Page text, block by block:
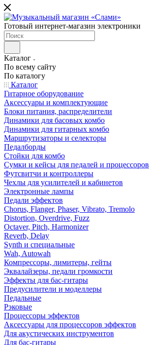
Готовый интернет-магазин электроники
Каталог
По всему сайту
По каталогу
Каталог
Гитарное оборудование
Аксессуары и комплектующие
Блоки питания, распределители
Динамики для басовых комбо
Динамики для гитарных комбо
Маршрутизаторы и селекторы
Педалборды
Стойки для комбо
Сумки и кейсы для педалей и процессоров
Футсвитчи и контроллеры
Чехлы для усилителей и кабинетов
Электронные лампы
Педали эффектов
Chorus, Flanger, Phaser, Vibrato, Tremolo
Distortion, Overdrive, Fuzz
Octaver, Pitch, Harmonizer
Reverb, Delay
Synth и специальные
Wah, Autowah
Компрессоры, лимитеры, гейты
Эквалайзеры, педали громкости
Эффекты для бас-гитары
Предусилители и моделлеры
Педальные
Рэковые
Процессоры эффектов
Аксессуары для процессоров эффектов
Для акустических инструментов
Для бас-гитары